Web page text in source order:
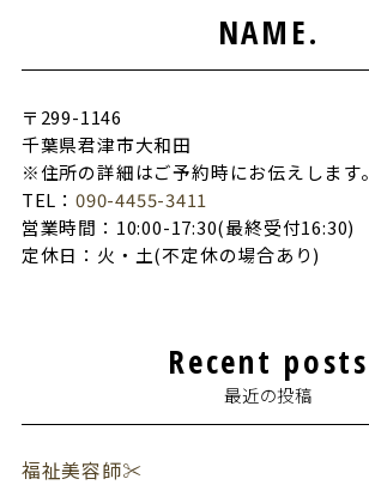
NAME.
〒299-1146
千葉県君津市大和田
※住所の詳細はご予約時にお伝えします。
TEL：090-4455-3411
営業時間：10:00-17:30(最終受付16:30)
定休日：火・土(不定休の場合あり)
Recent posts
最近の投稿
福祉美容師✂︎